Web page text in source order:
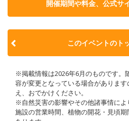
開催期間や料金、公式サ
このイベントのト
※掲載情報は2026年6月のものです。
容が変更となっている場合がありま
え、おでかけください。
※自然災害の影響やその他諸事情によ
施設の営業時間、植物の開花・見頃